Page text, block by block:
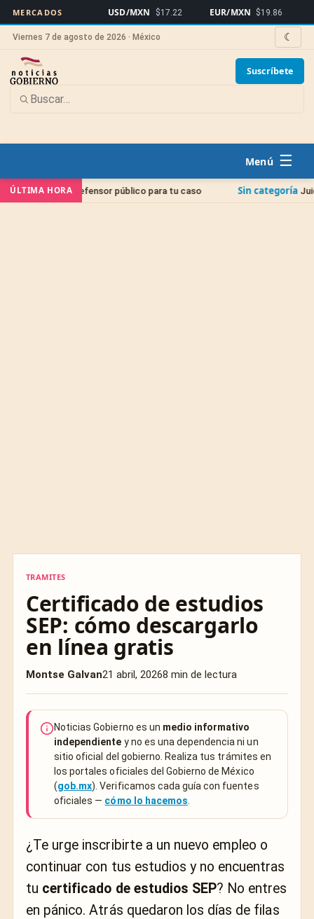
MERCADOS USD/MXN $17.22 EUR/MXN $19.86 Bitcoin
Viernes 7 de agosto de 2026 · México ☾
Suscríbete
☰
ÚLTIMA HORA
público para tu caso Sin categoría Juicio de Amparo: La
TRAMITES
Certificado de estudios
SEP: cómo descargarlo
en línea gratis
Montse Galvan21 abril, 20268 min de lectura
Noticias Gobierno es un medio informativo
independiente y no es una dependencia ni un
sitio oficial del gobierno. Realiza tus trámites en
los portales oficiales del Gobierno de México
(gob.mx). Verificamos cada guía con fuentes
oficiales — cómo lo hacemos
¿Te urge inscribirte a un nuevo empleo o
continuar con tus estudios y no encuentras
tu certificado de estudios SEP? No entres
en pánico. Atrás quedaron los días de filas